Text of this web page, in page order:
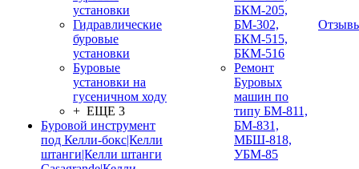
установки
Гидравлические
буровые
установки
Буровые
установки на
гусеничном ходу
+ ЕЩЕ 3
Буровой инструмент
под Келли-бокс|Келли
штанги|Келли штанги
БКМ-205,
БМ-302,
БКМ-515,
БКМ-516
Ремонт
Буровых
машин по
типу БМ-811,
БМ-831,
МБШ-818,
УБМ-85